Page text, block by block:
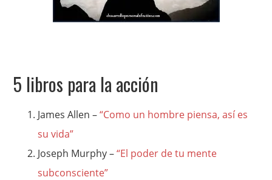
5 libros para la acción
James Allen –“Como un hombre piensa, así es
su vida”
Joseph Murphy –“El poder de tu mente
subconsciente”